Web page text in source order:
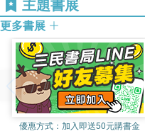
The impact of the First
state system
更多書展
優惠方式： 加入即送50元購書金